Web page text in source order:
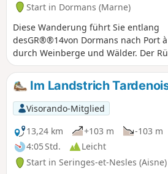
Start in Dormans (Marne)
Diese Wanderung führt Sie entlang
desGR®®14von Dormans nach Port
durch Weinberge und Wälder. Der
erfolgt am Ufer der Marne entlang,
unbefestigten Seite, also der
Die Strecke ist lang, aber nicht
kaum Höhenunterschiede gibt.
Im Landstrich
Visorando-Mitglied
13,24 km
+103 m
-103 m
4:05 Std.
Leicht
Start in Seringes-et-Nesles (Aisne)